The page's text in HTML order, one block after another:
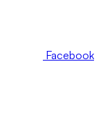
Facebook